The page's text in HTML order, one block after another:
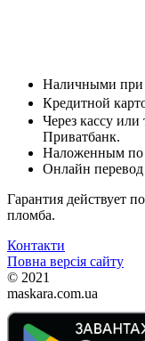
Наличными при
Кредитной
Через кассу
Приватбанк.
Наложенным по
Онлайн перевод
Гарантия действует
пломба.
Контакти
Повна версія сайту
© 2021
maskara.com.ua